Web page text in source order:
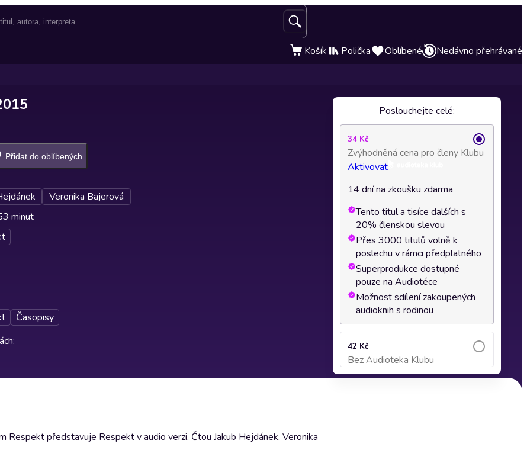
Košík Polička Oblíbené Nedávno přehrávané
Přidat do oblíbených
Veronika Bajerová
minut
Časopisy
:
představuje Respekt v audio verzi. Čtou Jakub Hejdánek, Veronika
Poslouchejte celé:
34 Kč
Zvýhodněná cena pro členy Klubu
Aktivovat
14 dní na zkoušku zdarma
Tento titul a tisíce dalších s
20% členskou slevou
Přes 3000 titulů volně k
poslechu v rámci předplatného
Superprodukce dostupné
pouze na Audiotéce
Možnost sdílení zakoupených
audioknih s rodinou
42 Kč
Bez Audioteka Klubu
Přidat do košíku